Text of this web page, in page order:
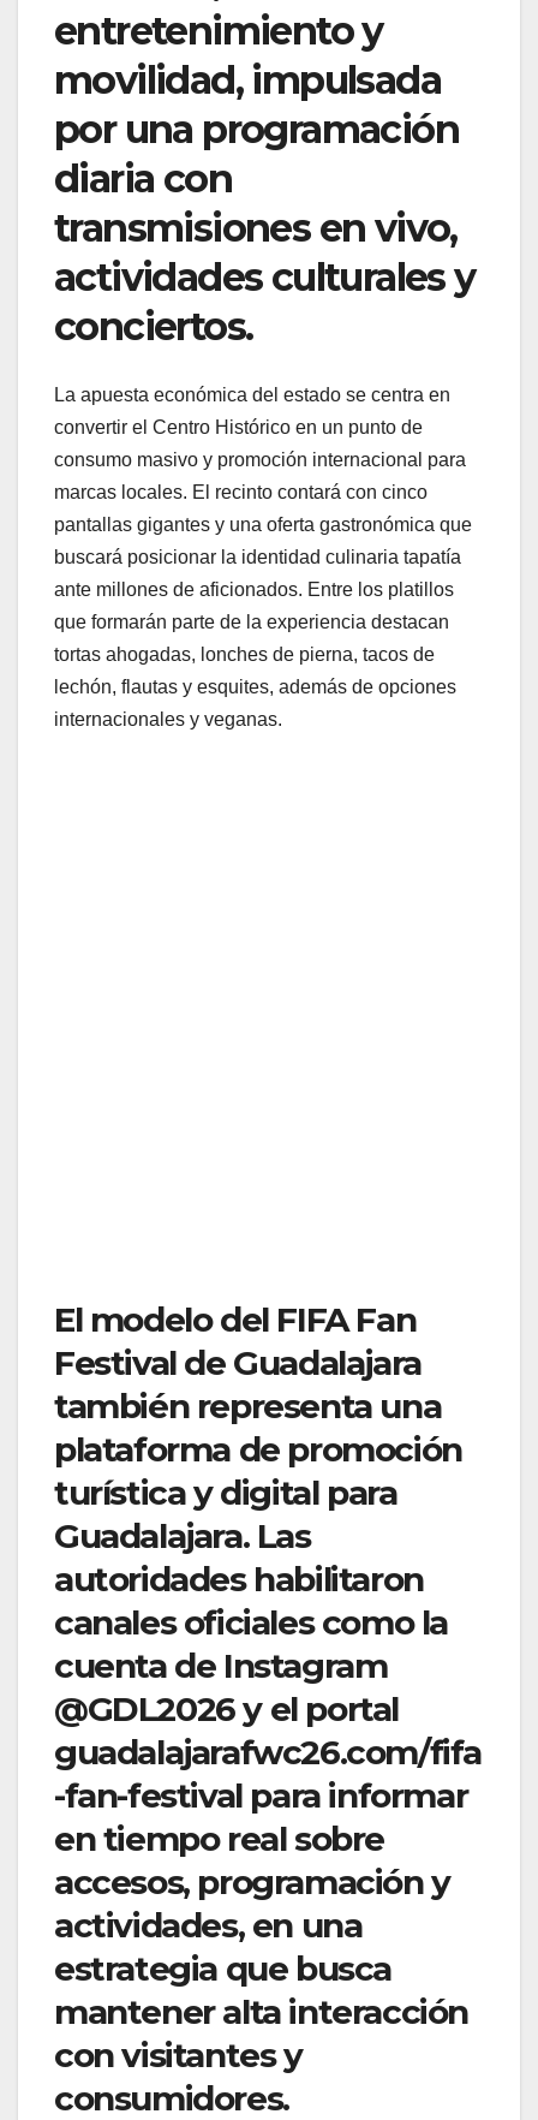
entretenimiento y
movilidad, impulsada
por una programación
diaria con
transmisiones en vivo,
actividades culturales y
conciertos.
La apuesta económica del estado se centra en
convertir el Centro Histórico en un punto de
consumo masivo y promoción internacional para
marcas locales. El recinto contará con cinco
pantallas gigantes y una oferta gastronómica que
buscará posicionar la identidad culinaria tapatía
ante millones de aficionados. Entre los platillos
que formarán parte de la experiencia destacan
tortas ahogadas, lonches de pierna, tacos de
lechón, flautas y esquites, además de opciones
internacionales y veganas.
El modelo del FIFA Fan
Festival de Guadalajara
también representa una
plataforma de promoción
turística y digital para
Guadalajara. Las
autoridades habilitaron
canales oficiales como la
cuenta de Instagram
@GDL2026 y el portal
guadalajarafwc26.com/fifa
-fan-festival para informar
en tiempo real sobre
accesos, programación y
actividades, en una
estrategia que busca
mantener alta interacción
con visitantes y
consumidores.